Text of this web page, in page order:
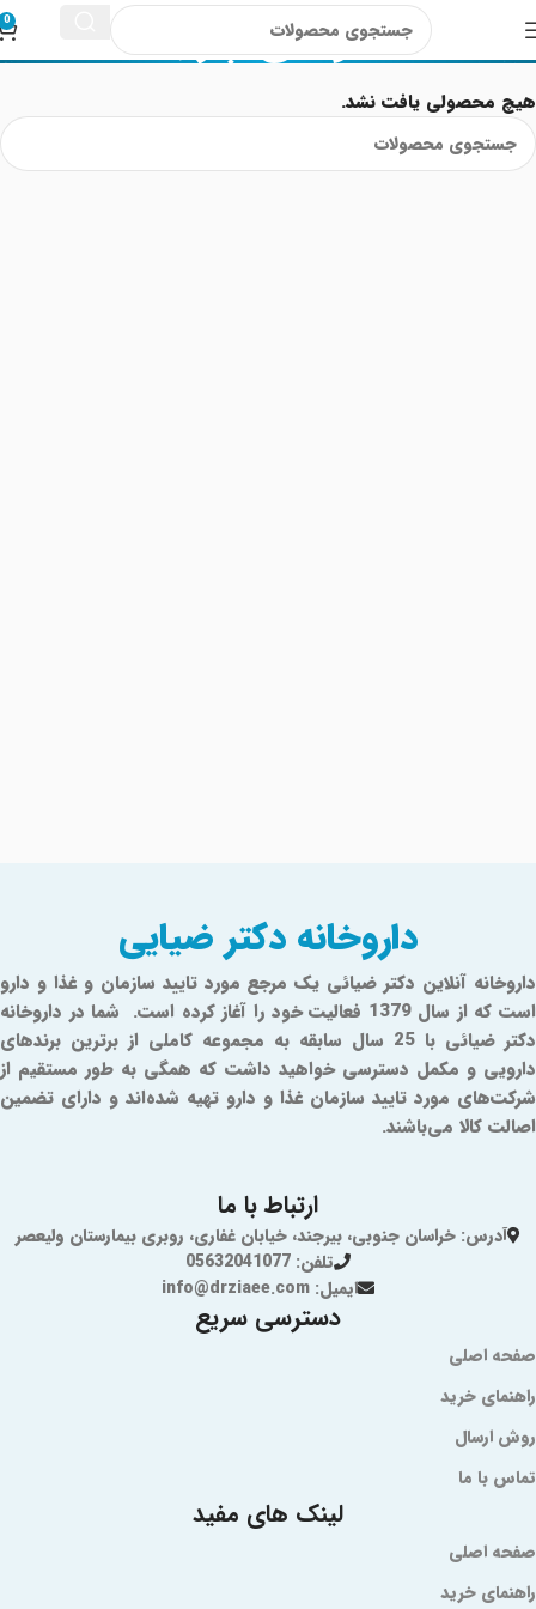
0 موهای چرب
هیچ محصولی یافت نشد.
داروخانه دکتر ضیایی
داروخانه آنلاین دکتر ضیائی یک مرجع مورد تایید سازمان و غذا و دارو
است که از سال 1379 فعالیت خود را آغاز کرده است. شما در داروخانه
دکتر ضیائی با 25 سال سابقه به مجموعه کاملی از برترین برندهای
دارویی و مکمل دسترسی خواهید داشت که همگی به طور مستقیم از
شرکت‌های مورد تایید سازمان غذا و دارو تهیه شده‌اند و دارای تضمین
اصالت کالا می‌باشند.
ارتباط با ما
آدرس: خراسان جنوبی، بیرجند، خیابان غفاری، روبری بیمارستان ولیعصر
تلفن: 05632041077
ایمیل: info@drziaee.com
دسترسی سریع
صفحه اصلی
راهنمای خرید
روش ارسال
تماس با ما
لینک های مفید
صفحه اصلی
راهنمای خرید